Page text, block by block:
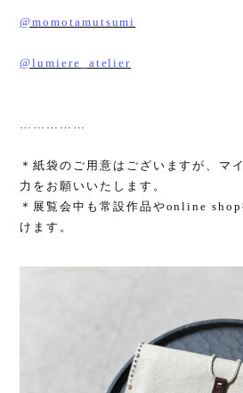
@momotamutsumi
@lumiere_atelier
……………
＊紙袋のご用意はございますが、マ
力をお願いいたします。
＊展覧会中も常設作品やonline shop
けます。